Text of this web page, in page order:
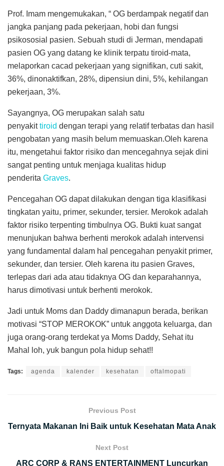
Prof. Imam mengemukakan, “ OG berdampak negatif dan
jangka panjang pada pekerjaan, hobi dan fungsi
psikososial pasien. Sebuah studi di Jerman, mendapati
pasien OG yang datang ke klinik terpatu tiroid-mata,
melaporkan cacad pekerjaan yang signifikan, cuti sakit,
36%, dinonaktifkan, 28%, dipensiun dini, 5%, kehilangan
pekerjaan, 3%.
Sayangnya, OG merupakan salah satu
penyakittiroid dengan terapi yang relatif terbatas dan hasil
pengobatan yang masih belum memuaskan.Oleh karena
itu, mengetahui faktor risiko dan mencegahnya sejak dini
sangat penting untuk menjaga kualitas hidup
penderita Graves.
Pencegahan OG dapat dilakukan dengan tiga klasifikasi
tingkatan yaitu, primer, sekunder, tersier. Merokok adalah
faktor risiko terpenting timbulnya OG. Bukti kuat sangat
menunjukan bahwa berhenti merokok adalah intervensi
yang fundamental dalam hal pencegahan penyakit primer,
sekunder, dan tersier. Oleh karena itu pasien Graves,
terlepas dari ada atau tidaknya OG dan keparahannya,
harus dimotivasi untuk berhenti merokok.
Jadi untuk Moms dan Daddy dimanapun berada, berikan
motivasi “STOP MEROKOK” untuk anggota keluarga, dan
juga orang-orang terdekat ya Moms Daddy, Sehat itu
Mahal loh, yuk bangun pola hidup sehat!!
Tags: agenda kalender kesehatan oftalmopati
Previous Post
Ternyata Makanan Ini Baik untuk Kesehatan Mata Anak
Next Post
ARC CORP & RANS ENTERTAINMENT Luncurkan